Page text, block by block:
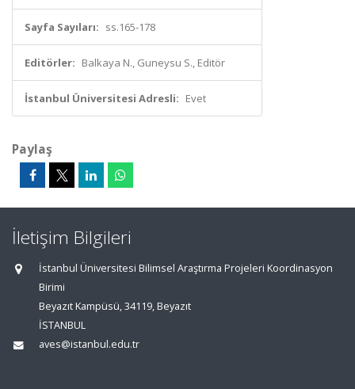
Sayfa Sayıları: ss.165-178
Editörler: Balkaya N., Guneysu S., Editör
İstanbul Üniversitesi Adresli: Evet
Paylaş
İletişim Bilgileri
İstanbul Üniversitesi Bilimsel Araştırma Projeleri Koordinasyon
Birimi
Beyazıt Kampüsü, 34119, Beyazıt
İSTANBUL
aves@istanbul.edu.tr